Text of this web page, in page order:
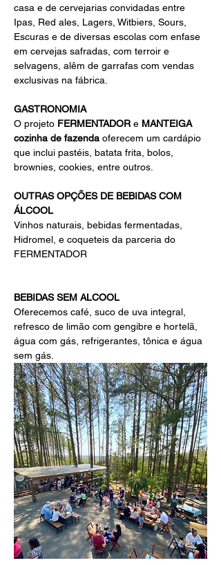
casa e de cervejarias convidadas entre
Ipas, Red ales, Lagers, Witbiers, Sours,
Escuras e de diversas escolas com enfase
em cervejas safradas, com terroir e
selvagens, alêm de garrafas com vendas
exclusivas na fábrica.
GASTRONOMIA
O projeto FERMENTADOR e MANTEIGA
cozinha de fazenda oferecem um cardápio
que inclui pastéis, batata frita, bolos,
brownies, cookies, entre outros.
OUTRAS OPÇÕES DE BEBIDAS COM
ÁLCOOL
Vinhos naturais, bebidas fermentadas,
Hidromel, e coqueteis da parceria do
FERMENTADOR
BEBIDAS SEM ALCOOL
Oferecemos café, suco de uva integral,
refresco de limão com gengibre e hortelã,
água com gás, refrigerantes, tônica e água
sem gás.